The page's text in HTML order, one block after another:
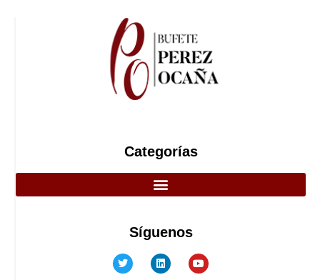
Categorías
Síguenos